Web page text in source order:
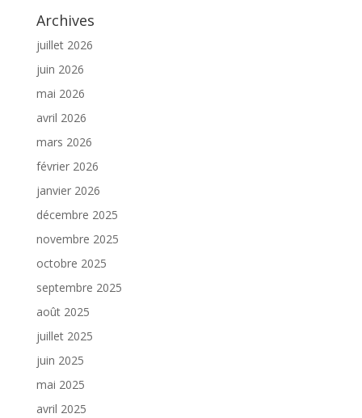
Archives
juillet 2026
juin 2026
mai 2026
avril 2026
mars 2026
février 2026
janvier 2026
décembre 2025
novembre 2025
octobre 2025
septembre 2025
août 2025
juillet 2025
juin 2025
mai 2025
avril 2025